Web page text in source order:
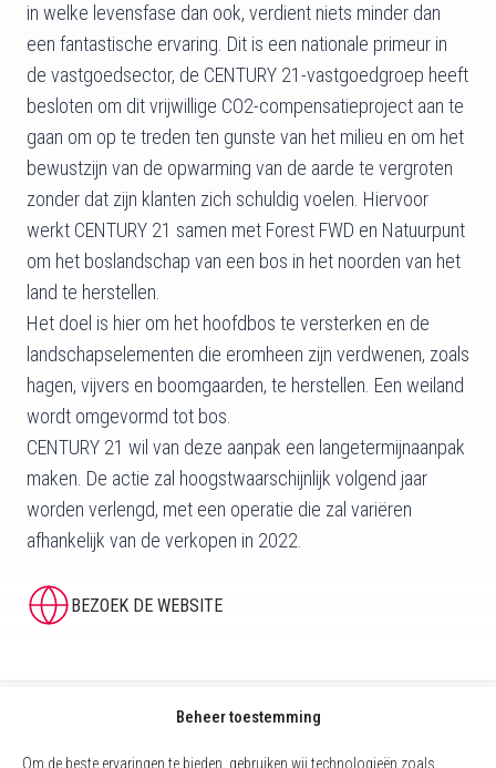
Beheer toestemming
Om de beste ervaringen te bieden, gebruiken wij technologieën zoals
in welke levensfase dan ook, verdient niets minder dan
een fantastische ervaring. Dit is een nationale primeur in
de vastgoedsector, de CENTURY 21-vastgoedgroep heeft
besloten om dit vrijwillige CO2-compensatieproject aan te
gaan om op te treden ten gunste van het milieu en om het
bewustzijn van de opwarming van de aarde te vergroten
zonder dat zijn klanten zich schuldig voelen. Hiervoor
werkt CENTURY 21 samen met Forest FWD en Natuurpunt
om het boslandschap van een bos in het noorden van het
land te herstellen.
Het doel is hier om het hoofdbos te versterken en de
landschapselementen die eromheen zijn verdwenen, zoals
hagen, vijvers en boomgaarden, te herstellen. Een weiland
wordt omgevormd tot bos.
CENTURY 21 wil van deze aanpak een langetermijnaanpak
maken. De actie zal hoogstwaarschijnlijk volgend jaar
worden verlengd, met een operatie die zal variëren
afhankelijk van de verkopen in 2022.
BEZOEK DE WEBSITE